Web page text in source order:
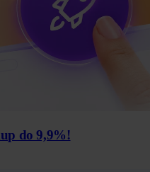
do 9,9%!